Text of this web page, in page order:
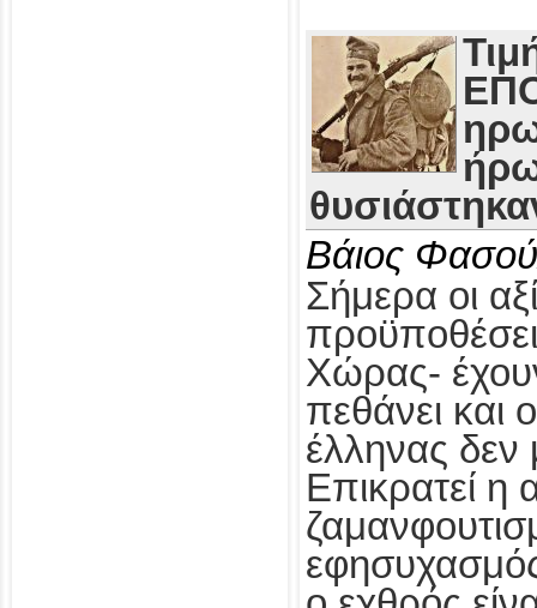
Βάιος
Σήμερα οι
Χώρας-
πεθάνει και
έλληνας δεν
Επικρατεί η